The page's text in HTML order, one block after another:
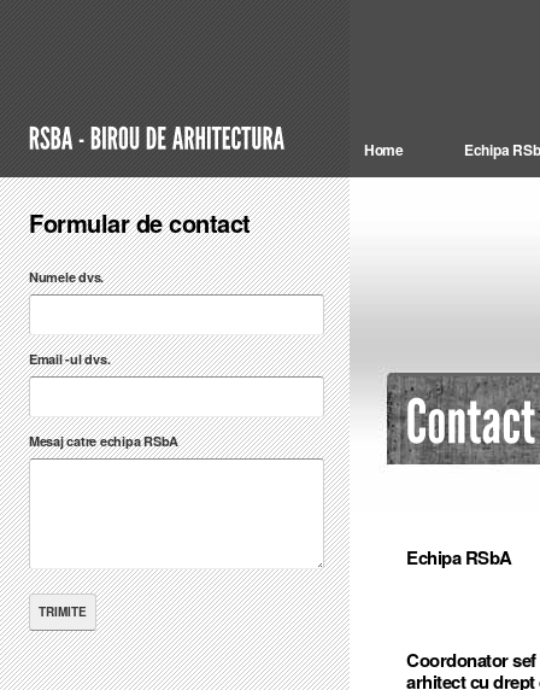
Home Echipa
Formular de contact
Numele dvs.
Email -ul dvs.
Mesaj catre echipa RSbA
Echipa RSbA
arhitect cu drept